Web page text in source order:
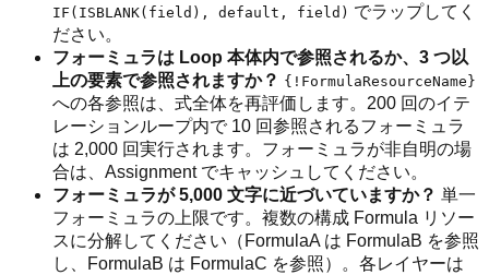
IF(ISBLANK(field), default, field) でラップしてく
ださい。
フォーミュラは Loop 本体内で参照されるか、3 つ以
上の要素で参照されますか？ {!FormulaResourceName}
への各参照は、式全体を再評価します。200 回のイテ
レーションループ内で 10 回参照されるフォーミュラ
は 2,000 回実行されます。フォーミュラが非自明の場
合は、Assignment でキャッシュしてください。
フォーミュラが 5,000 文字に近づいていますか？ 単一
フォーミュラの上限です。複数の構成 Formula リソー
スに分解してください（FormulaA は FormulaB を参照
し、FormulaB は FormulaC を参照）。各レイヤーは